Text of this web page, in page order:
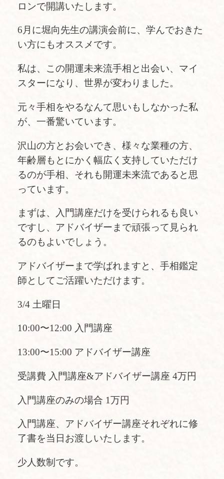
ロンで開講いたします。
6月に堀向先生の講演会前に、学んでおきた
い方にもオススメです。
私は、この開運未来流手相と出会い、マイ
スターになり、世界が変わりました。
元々手相をやるなんて思いもしなかった私
が、一番驚いています。
沢山の方とお会いでき、様々な業種の方、
年齢層もとにかく幅広く支持していただけ
るのが手相、それも開運未来流であると思
っています。
まずは、入門講座だけを受けられるも良い
ですし、アドバイザーまで頑張って見られ
るのもよいでしょう。
アドバイザーまで学ばれますと、手相鑑定
師としてご活躍いただけます。
3/4 土曜日
10:00〜12:00 入門講座
13:00〜15:00 アドバイザー講座
受講費 入門講座&アドバイザー講座 4万円
入門講座のみの場合 1万円
入門講座、アドバイザー講座それぞれに修
了書を当日お渡しいたします。
少人数制です。